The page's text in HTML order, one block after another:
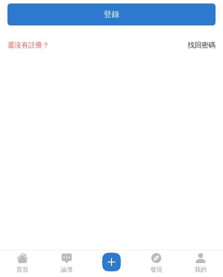
登錄
找回密碼
還沒有註冊？
首頁 論壇 發現 我的